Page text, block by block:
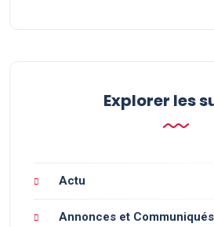
Explorer les
Actu
Annonces et Communiqués